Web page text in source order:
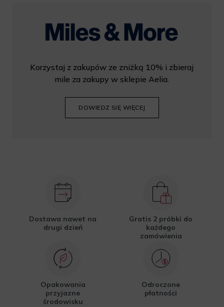
Korzystaj z zakupów ze zniżką 10% i zbieraj
mile za zakupy w sklepie Aelia.
DOWIEDZ SIĘ WIĘCEJ
Dostawa nawet na
drugi dzień
Gratis 2 próbki do
każdego
zamówienia
Opakowania
przyjazne
środowisku
Odroczone
płatności